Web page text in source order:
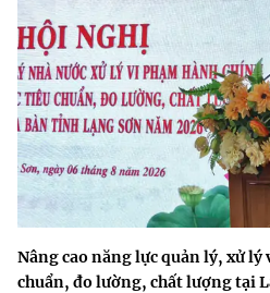
Nâng cao năng lực quản lý, xử
chuẩn, đo lường, chất lượng tại